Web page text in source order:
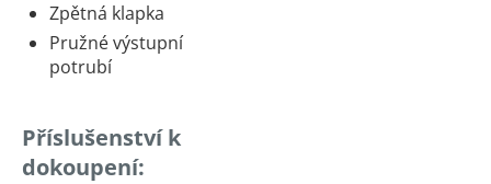
Zpětná klapka
Pružné výstupní
potrubí
Příslušenství k
dokoupení: